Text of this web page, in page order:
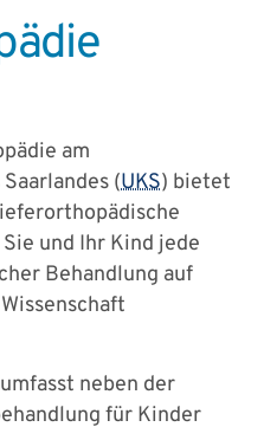
am
(UKS) bietet
und Ihr Kind jede
Behandlung auf
neben der
für Kinder